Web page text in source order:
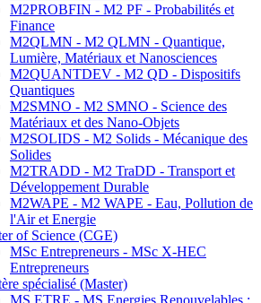
M2PROBFIN - M2 PF - Probabilités et
Finance
M2QLMN - M2 QLMN - Quantique,
Lumière, Matériaux et Nanosciences
M2QUANTDEV - M2 QD - Dispositifs
Quantiques
M2SMNO - M2 SMNO - Science des
Matériaux et des Nano-Objets
M2SOLIDS - M2 Solids - Mécanique des
Solides
M2TRADD - M2 TraDD - Transport et
Développement Durable
M2WAPE - M2 WAPE - Eau, Pollution de
l'Air et Energie
of Science (CGE)
MSc Entrepreneurs - MSc X-HEC
Entrepreneurs
spécialisé (Master)
MS ETRE - MS Energies Renouvelables :